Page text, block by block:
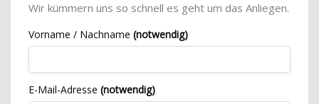
Wir kümmern uns so schnell es geht um das Anliegen.
Vorname / Nachname (notwendig)
E-Mail-Adresse (notwendig)